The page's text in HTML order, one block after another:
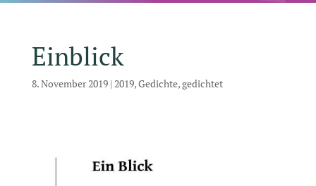
Einblick
8. November 2019| 2019,Gedichte,gedichtet